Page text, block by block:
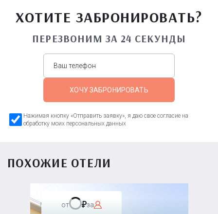
ХОТИТЕ ЗАБРОНИРОВАТЬ?
ПЕРЕЗВОНИМ ЗА 24 СЕКУНДЫ
ХОЧУ ЗАБРОНИРОВАТЬ
Нажимая кнопку «Отправить заявку», я даю свое согласие на
обработку моих персональных данных
ПОХОЖИЕ ОТЕЛИ
от за